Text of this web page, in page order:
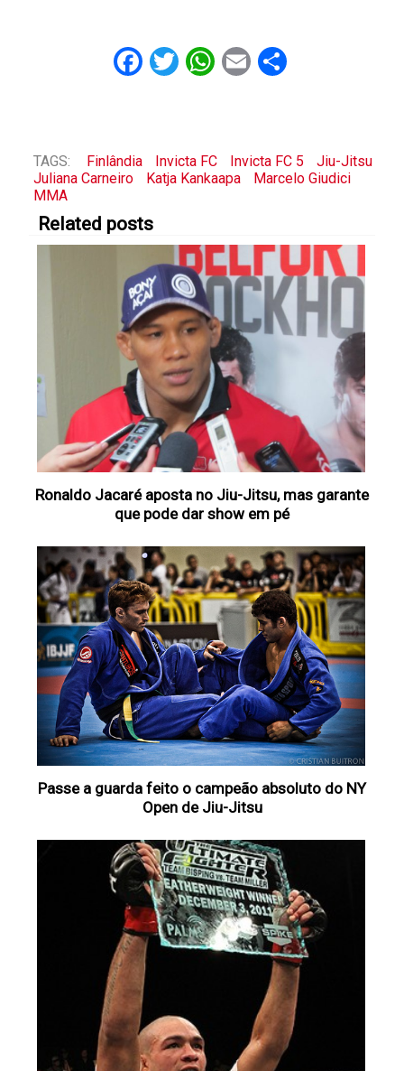
Facebook
Twitter
WhatsApp
EmailShare
TAGS: Finlândia Invicta FC Invicta FC 5
Jiu-Jitsu
Juliana Carneiro
Katja Kankaapa
Marcelo Giudici
MMA
Related posts
Ronaldo Jacaré aposta no Jiu-Jitsu, mas garante
que pode dar show em pé
Passe a guarda feito o campeão absoluto do NY
Open‏ de Jiu-Jitsu